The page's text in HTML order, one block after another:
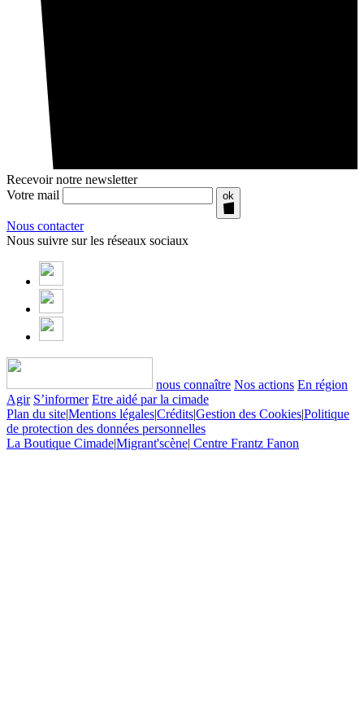
Recevoir notre newsletter
Votre mail
ok
Nous contacter
Nous suivre sur les réseaux sociaux
nous connaître Nos actions En région
Agir S’informer Etre aidé par la cimade
Plan du site|Mentions légales|Crédits|Gestion des Cookies|Politique
de protection des données personnelles
La Boutique Cimade|Migrant'scène| Centre Frantz Fanon